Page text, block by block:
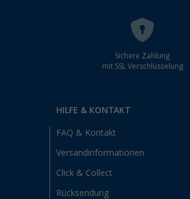
Sichere Zahlung
mit SSL Verschlüsselung
HILFE & KONTAKT
FAQ & Kontakt
Versandinformationen
Click & Collect
Rücksendung